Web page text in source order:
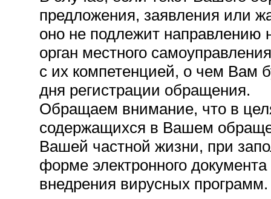
предложения, заявления или
оно не подлежит направлению
орган местного
с их компетенцией, о чем Вам
дня регистрации обращения.
Обращаем внимание, что в
содержащихся в Вашем
Вашей частной жизни, при
форме электронного
внедрения вирусных программ.